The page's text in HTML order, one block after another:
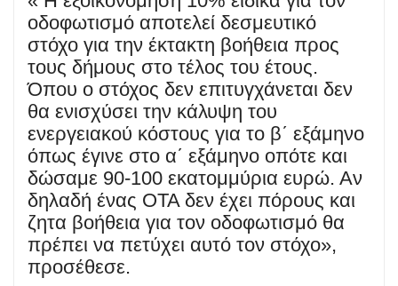
οδοφωτισμό αποτελεί δεσμευτικό
στόχο για την έκτακτη βοήθεια προς
τους δήμους στο τέλος του έτους.
Όπου ο στόχος δεν επιτυγχάνεται δεν
θα ενισχύσει την κάλυψη του
ενεργειακού κόστους για το β΄ εξάμηνο
όπως έγινε στο α΄ εξάμηνο οπότε και
δώσαμε 90-100 εκατομμύρια ευρώ. Αν
δηλαδή ένας ΟΤΑ δεν έχει πόρους και
ζητα βοήθεια για τον οδοφωτισμό θα
πρέπει να πετύχει αυτό τον στόχο»,
προσέθεσε.